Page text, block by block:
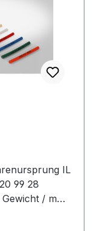
IL
99 28
/ m